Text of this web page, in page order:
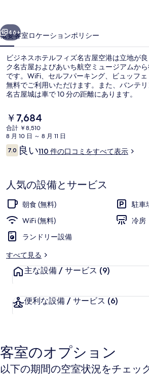
フ
ィ
ズ
名
古
屋
空
港
の
写
真
ギ
ャ
ラ
リ
次へ
46+
概要客室ロケーションポリシー
ビジネスホテルフィズ名古屋空港は立地が
ク名古屋およびあいち航空ミュージアムか
です。WiFi、セルフパーキング、ビュッフ
無料でご利用いただけます。また、バンテ
名古屋城は車で 10 分の距離にあります。
現
在
の
料
金
で
す
￥7,684
合計 ￥8,510
8 月 10 日 ～ 8 月 11 日
口
コ
7.010段階中7.0
良い110 件の口コミをすべて表示
人気の設備とサービス
朝食 (無料)
駐車
WiFi (無料)
冷房
ランドリー設備
すべて見る
主な設備 / サービス (9)
便利な設備 / サービス (6)
客室のオプション
以下の期間の空室状況をチェッ